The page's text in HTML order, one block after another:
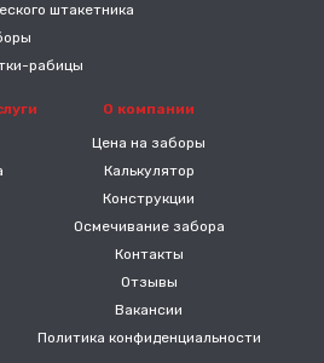
штакетника
рабицы
О компании
Цена на заборы
Калькулятор
Конструкции
Осмечивание забора
Контакты
Отзывы
Вакансии
Политика конфиденциальности